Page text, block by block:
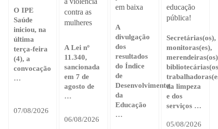
O IPE
Saúde
iniciou, na
última
terça-feira
(4), a
convocação
…
07/08/2026
contra as
mulheres
A Lei nº
11.340,
sancionada
em 7 de
agosto de
…
06/08/2026
em baixa
A
divulgação
dos
resultados
do Índice
de
Desenvolvimento
da
Educação
…
educação
pública!
Secretárias(os),
monitoras(es),
da limpeza
e dos
serviços …
05/08/2026